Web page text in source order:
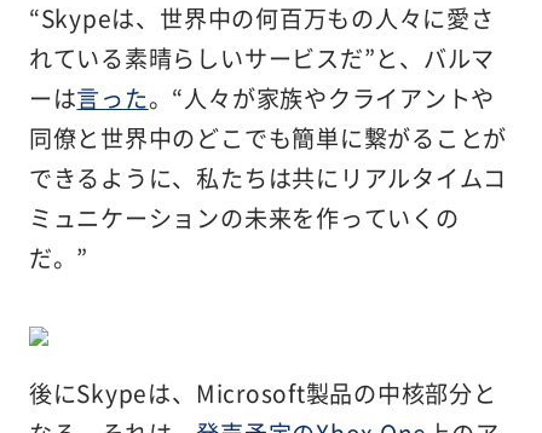
“Skypeは、世界中の何百万もの人々に愛さ
れている素晴らしいサービスだ”と、バルマ
ーは言った。“人々が家族やクライアントや
同僚と世界中のどこでも簡単に繋がることが
できるように、私たちは共にリアルタイムコ
ミュニケーションの未来を作っていくの
だ。”
後にSkypeは、Microsoft製品の中核部分と